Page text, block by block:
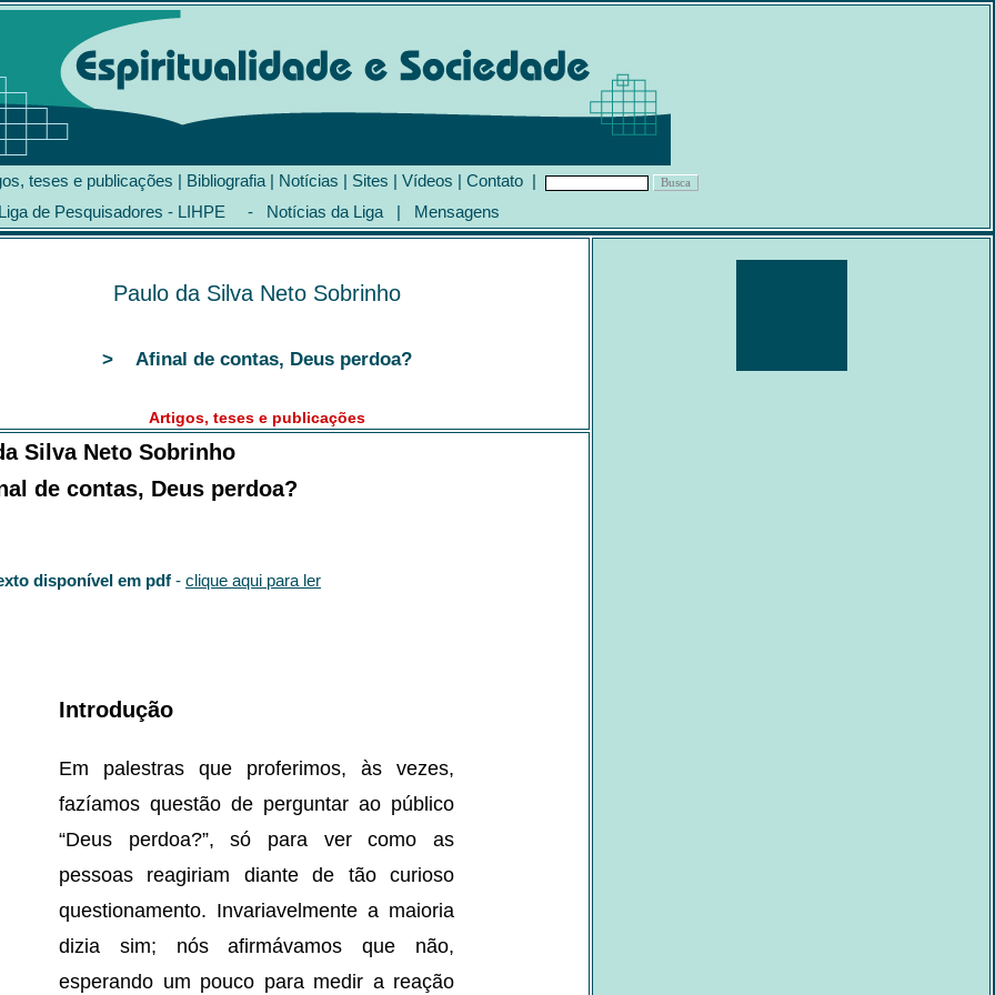
teses e publicações | Bibliografia | Notícias | Sites | Vídeos | Contato |
de Pesquisadores - LIHPE - Notícias da Liga | Mensagens
Paulo da Silva Neto Sobrinho
> Afinal de contas, Deus perdoa?
Artigos, teses e publicações
Silva Neto Sobrinho
de contas, Deus perdoa?
disponível em pdf - clique aqui para ler
Introdução
Em palestras que proferimos, às vezes,
fazíamos questão de perguntar ao público
“Deus perdoa?”, só para ver como as
pessoas reagiriam diante de tão curioso
questionamento. Invariavelmente a maioria
dizia sim; nós afirmávamos que não,
esperando um pouco para medir a reação